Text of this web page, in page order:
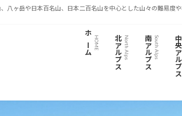
八ヶ岳や日本百名山、日本二百名山を中心とした山々の難易度
ホーム HOME 北アルプスNorth Alps 南アルプスSouth Alps 中央アルプス